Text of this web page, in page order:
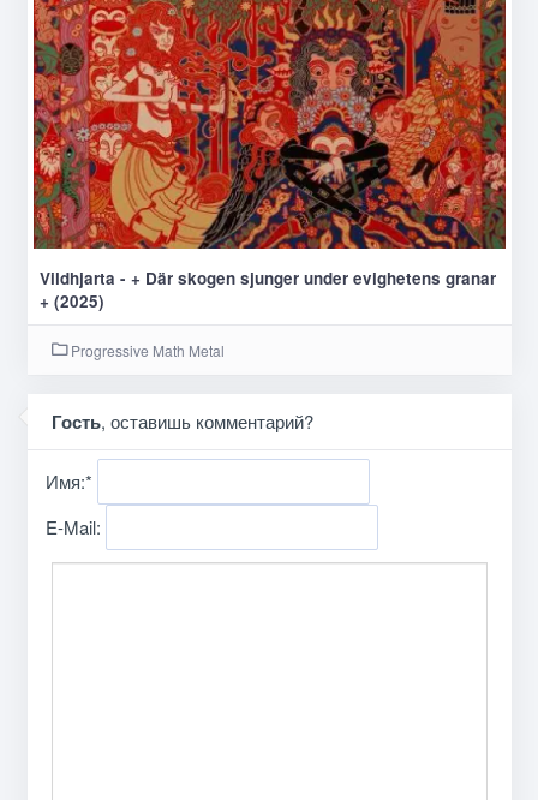
Vildhjarta - + Där skogen sjunger under evighetens granar
+ (2025)
Progressive Math Metal
Гость, оставишь комментарий?
Имя:*
E-Mail: